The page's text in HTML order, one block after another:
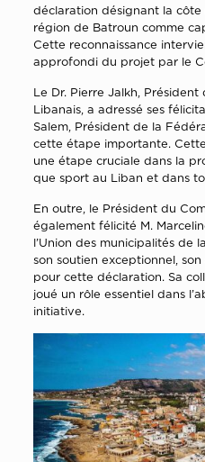
déclaration désignant la
région de Batroun comme
Cette reconnaissance
approfondi du projet par le
Le Dr. Pierre Jalkh,
Libanais, a adressé ses
Salem, Président de la
cette étape importante.
une étape cruciale dans la
que sport au Liban et dans
En outre, le Président du
également félicité M.
l’Union des municipalités de
son soutien exceptionnel,
pour cette déclaration. Sa
joué un rôle essentiel dans
initiative.